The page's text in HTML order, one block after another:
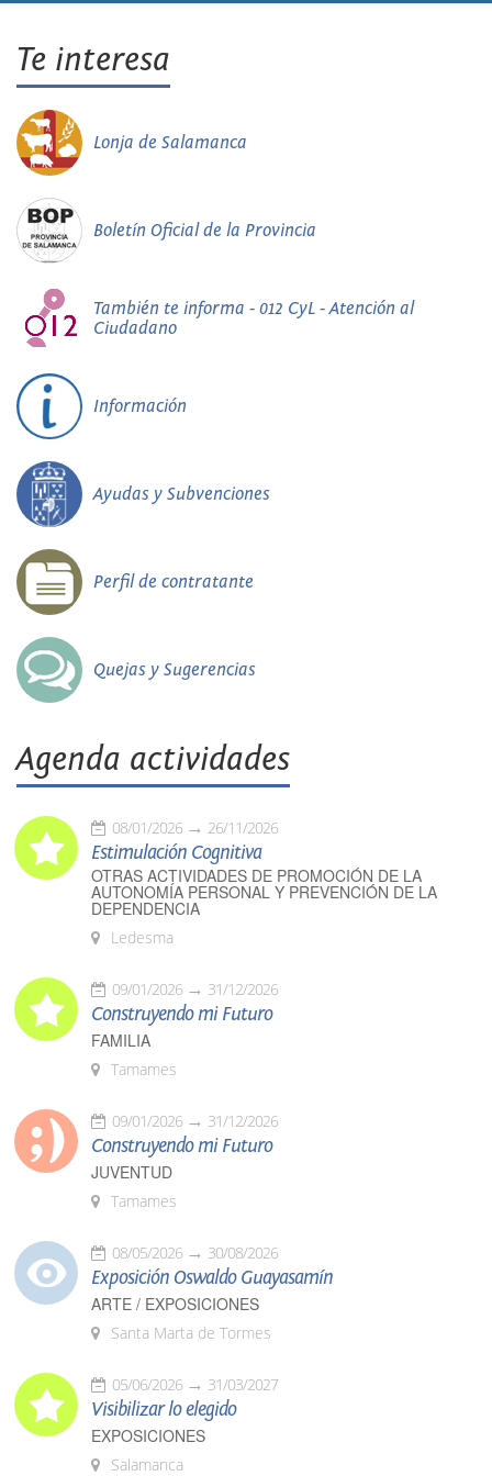
Te interesa
Lonja de Salamanca
Boletín Oficial de la Provincia
También te informa - 012 CyL - Atención al
Ciudadano
Información
Ayudas y Subvenciones
Perfil de contratante
Quejas y Sugerencias
Agenda actividades
08/01/2026 26/11/2026
Estimulación Cognitiva
OTRAS ACTIVIDADES DE PROMOCIÓN DE LA
AUTONOMÍA PERSONAL Y PREVENCIÓN DE LA
DEPENDENCIA
Ledesma
09/01/2026 31/12/2026
Construyendo mi Futuro
FAMILIA
Tamames
09/01/2026 31/12/2026
Construyendo mi Futuro
JUVENTUD
Tamames
08/05/2026 30/08/2026
Exposición Oswaldo Guayasamín
ARTE / EXPOSICIONES
Santa Marta de Tormes
05/06/2026 31/03/2027
Visibilizar lo elegido
EXPOSICIONES
Salamanca